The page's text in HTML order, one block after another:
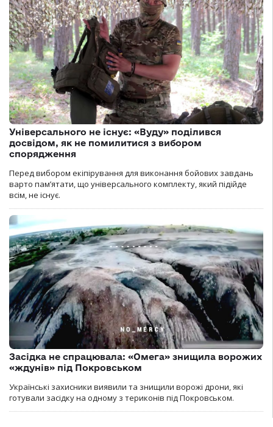
Універсального не існує: «Вуду» поділився
досвідом, як не помилитися з вибором
спорядження
Перед вибором екіпірування для виконання бойових завдань
варто пам’ятати, що універсального комплекту, який підійде
всім, не існує.
Засідка не спрацювала: «Омега» знищила ворожих
«ждунів» під Покровськом
Українські захисники виявили та знищили ворожі дрони, які
готували засідку на одному з териконів під Покровськом.